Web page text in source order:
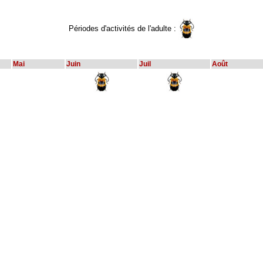
Périodes d'activités de l'adulte :
Mai Juin Juil Août